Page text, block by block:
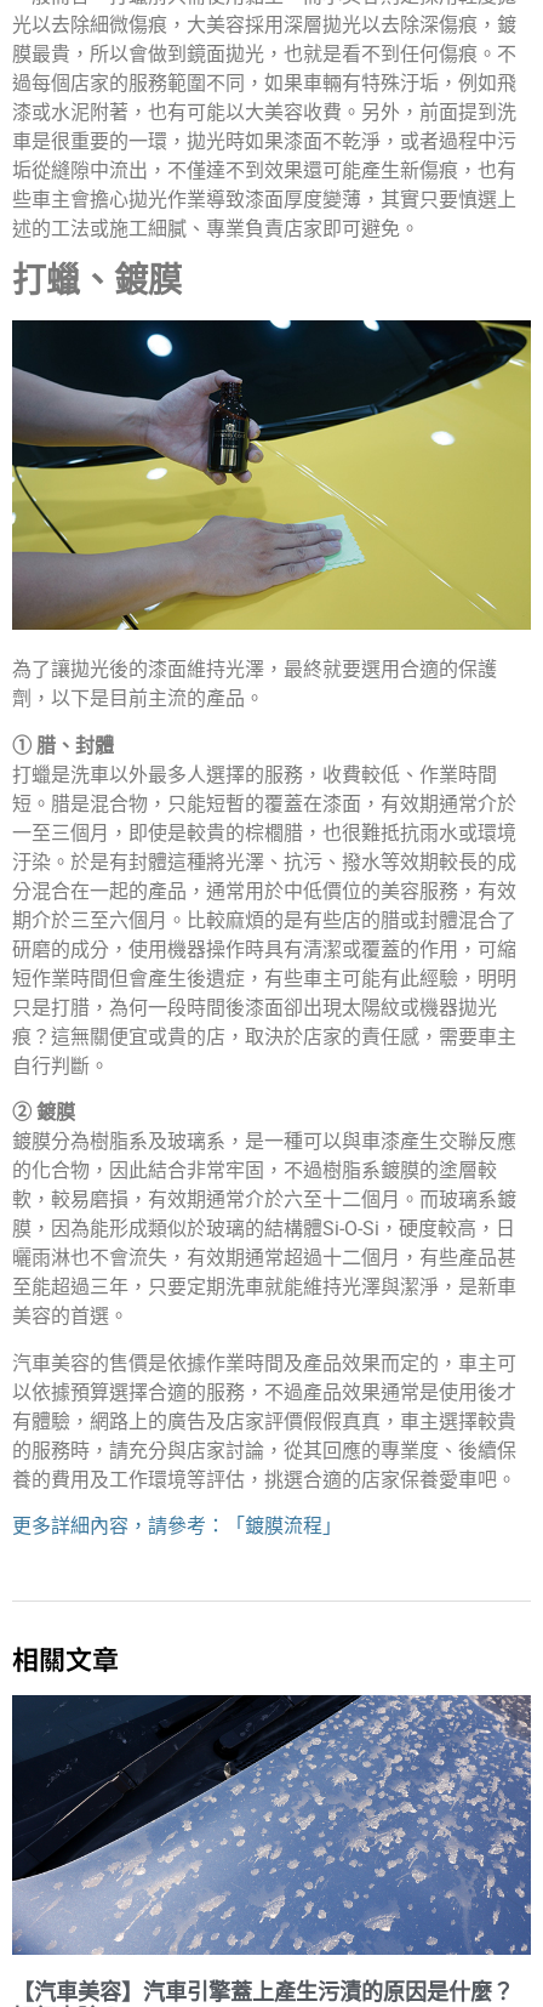
光以去除細微傷痕，大美容採用深層拋光以去除深傷痕，鍍
膜最貴，所以會做到鏡面拋光，也就是看不到任何傷痕。不
過每個店家的服務範圍不同，如果車輛有特殊汙垢，例如飛
漆或水泥附著，也有可能以大美容收費。另外，前面提到洗
車是很重要的一環，拋光時如果漆面不乾淨，或者過程中污
垢從縫隙中流出，不僅達不到效果還可能產生新傷痕，也有
些車主會擔心拋光作業導致漆面厚度變薄，其實只要慎選上
述的工法或施工細膩、專業負責店家即可避免。
打蠟、鍍膜
為了讓拋光後的漆面維持光澤，最終就要選用合適的保護
劑，以下是目前主流的產品。
① 腊、封體
打蠟是洗車以外最多人選擇的服務，收費較低、作業時間
短。腊是混合物，只能短暫的覆蓋在漆面，有效期通常介於
一至三個月，即使是較貴的棕櫚腊，也很難抵抗雨水或環境
汙染。於是有封體這種將光澤、抗污、撥水等效期較長的成
分混合在一起的產品，通常用於中低價位的美容服務，有效
期介於三至六個月。比較麻煩的是有些店的腊或封體混合了
研磨的成分，使用機器操作時具有清潔或覆蓋的作用，可縮
短作業時間但會產生後遺症，有些車主可能有此經驗，明明
只是打腊，為何一段時間後漆面卻出現太陽紋或機器拋光
痕？這無關便宜或貴的店，取決於店家的責任感，需要車主
自行判斷。
② 鍍膜
鍍膜分為樹脂系及玻璃系，是一種可以與車漆產生交聯反應
的化合物，因此結合非常牢固，不過樹脂系鍍膜的塗層較
軟，較易磨損，有效期通常介於六至十二個月。而玻璃系鍍
膜，因為能形成類似於玻璃的結構體Si-O-Si，硬度較高，日
曬雨淋也不會流失，有效期通常超過十二個月，有些產品甚
至能超過三年，只要定期洗車就能維持光澤與潔淨，是新車
美容的首選。
汽車美容的售價是依據作業時間及產品效果而定的，車主可
以依據預算選擇合適的服務，不過產品效果通常是使用後才
有體驗，網路上的廣告及店家評價假假真真，車主選擇較貴
的服務時，請充分與店家討論，從其回應的專業度、後續保
養的費用及工作環境等評估，挑選合適的店家保養愛車吧。
更多詳細內容，請參考：「鍍膜流程」
相關文章
【汽車美容】汽車引擎蓋上產生污漬的原因是什麼？